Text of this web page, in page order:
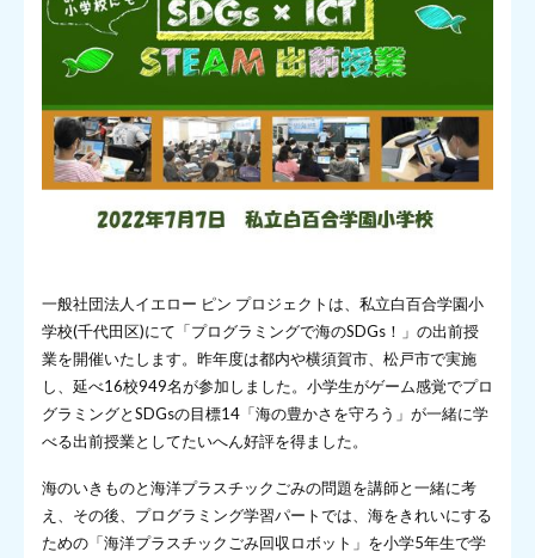
一般社団法人イエロー ピン プロジェクトは、私立白百合学園小
学校(千代田区)にて「プログラミングで海のSDGs！」の出前授
業を開催いたします。昨年度は都内や横須賀市、松戸市で実施
し、延べ16校949名が参加しました。小学生がゲーム感覚でプロ
グラミングとSDGsの目標14「海の豊かさを守ろう」が一緒に学
べる出前授業としてたいへん好評を得ました。
海のいきものと海洋プラスチックごみの問題を講師と一緒に考
え、その後、プログラミング学習パートでは、海をきれいにする
ための「海洋プラスチックごみ回収ロボット」を小学5年生で学